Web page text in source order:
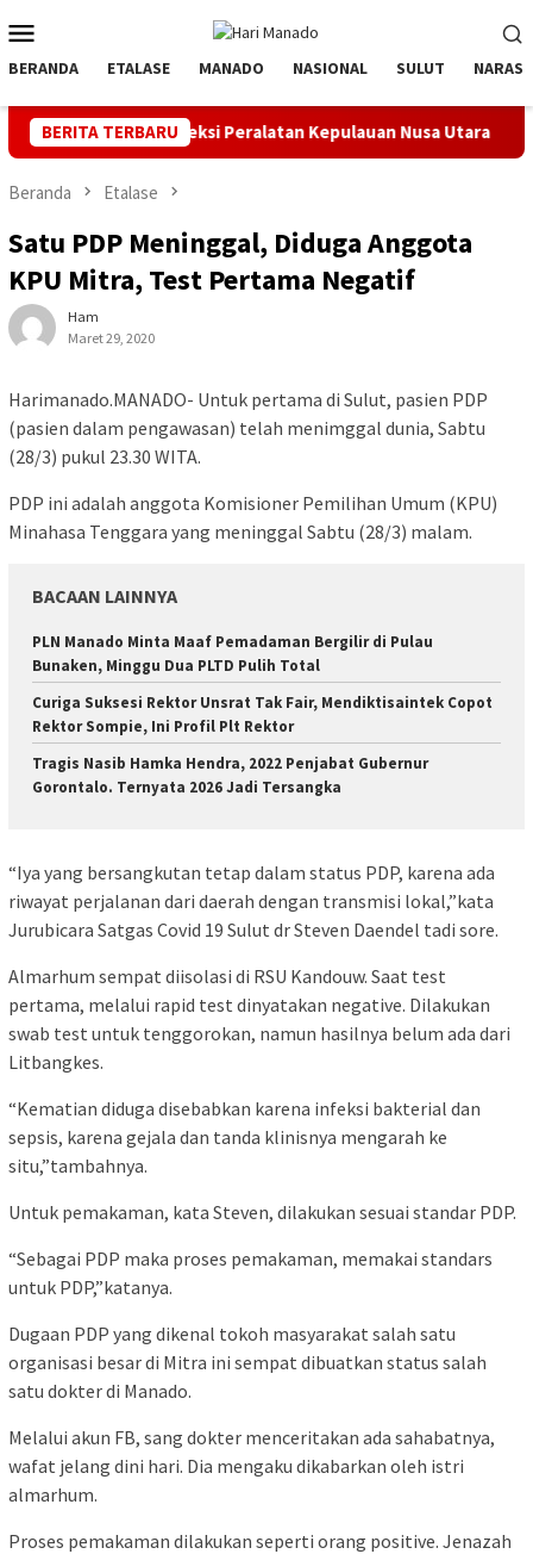
ke
kontenMobile
BERANDA ETALASE MANADO NASIONAL SULUT NARASI
BERITA TERBARU
Peralatan Kepulauan Nusa Utara PLN Manado
Beranda Etalase
Satu PDP Meninggal, Diduga Anggota
KPU Mitra, Test Pertama Negatif
Ham
Maret 29, 2020
Harimanado.MANADO- Untuk pertama di Sulut, pasien PDP
(pasien dalam pengawasan) telah menimggal dunia, Sabtu
(28/3) pukul 23.30 WITA.
PDP ini adalah anggota Komisioner Pemilihan Umum (KPU)
Minahasa Tenggara yang meninggal Sabtu (28/3) malam.
BACAAN LAINNYA
PLN Manado Minta Maaf Pemadaman Bergilir di Pulau
Bunaken, Minggu Dua PLTD Pulih Total
Curiga Suksesi Rektor Unsrat Tak Fair, Mendiktisaintek Copot
Rektor Sompie, Ini Profil Plt Rektor
Tragis Nasib Hamka Hendra, 2022 Penjabat Gubernur
Gorontalo. Ternyata 2026 Jadi Tersangka
“Iya yang bersangkutan tetap dalam status PDP, karena ada
riwayat perjalanan dari daerah dengan transmisi lokal,”kata
Jurubicara Satgas Covid 19 Sulut dr Steven Daendel tadi sore.
Almarhum sempat diisolasi di RSU Kandouw. Saat test
pertama, melalui rapid test dinyatakan negative. Dilakukan
swab test untuk tenggorokan, namun hasilnya belum ada dari
Litbangkes.
“Kematian diduga disebabkan karena infeksi bakterial dan
sepsis, karena gejala dan tanda klinisnya mengarah ke
situ,”tambahnya.
Untuk pemakaman, kata Steven, dilakukan sesuai standar PDP.
“Sebagai PDP maka proses pemakaman, memakai standars
untuk PDP,”katanya.
Dugaan PDP yang dikenal tokoh masyarakat salah satu
organisasi besar di Mitra ini sempat dibuatkan status salah
satu dokter di Manado.
Melalui akun FB, sang dokter menceritakan ada sahabatnya,
wafat jelang dini hari. Dia mengaku dikabarkan oleh istri
almarhum.
Proses pemakaman dilakukan seperti orang positive. Jenazah